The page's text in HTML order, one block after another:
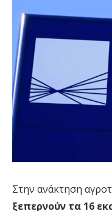
Στην ανάκτηση
ξεπερνούν τα 16